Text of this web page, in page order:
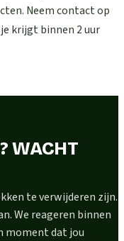
Neem contact op
krijgt binnen 2 uur
WACHT
te verwijderen zijn.
We reageren binnen
moment dat jou